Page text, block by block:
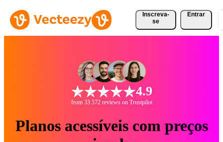
Inscreva-
se
Entrar
4.9
from 33.572 reviews on Trustpilot
Planos acessíveis com preços